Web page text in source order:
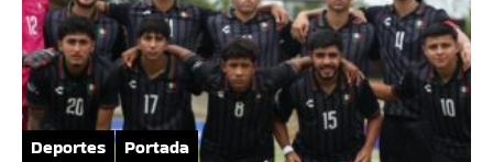
Deportes Portada